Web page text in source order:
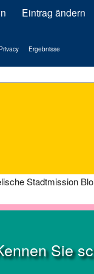
Eintrag ändern
Privacy Ergebnisse
Stadtmission
Sie